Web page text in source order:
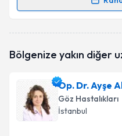
Randevu Takvimi
oluşturun. Size bu
E-posta Adresiniz
Bölgenize yakın diğer
Op. Dr. Ayşe
Göz Hastalıkları
İstanbul